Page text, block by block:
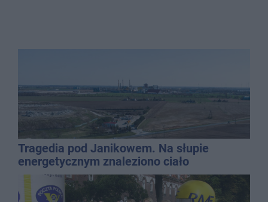
Tragedia pod Janikowem. Na słupie
energetycznym znaleziono ciało
mężczyzny